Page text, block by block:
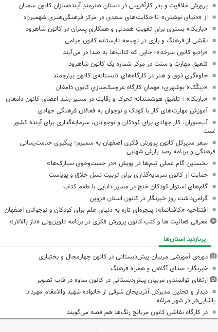
پرورش خلاقیت و بذر کارآفرینی در دستانِ هنرمندِ آینده‌سازان کانون سمنان
از «دنیای نوشتن» تا حکایت‌های سعدی در مرکز فرهنگی‌هنری شهمیرزاد
«بازیکا» بستری برایِ تقویتِ همدلی و همکاریِ پسران در کانون شاهرود
نقشی از فرهنگ و بازی در توسعه تابستانه کانون میامی
«رادیو کانون سرخه»؛ جایی که کتاب‌ها به صدا در می‌آیند
تلفیقِ مهارت و سنت در مرکز شماره یک کانون شاهرود
جلوه‌گریِ ذوق و هنر در کارگاه‌هایِ تابستانه‌یِ کانون بیارجمند
«بیگَک» بوشهری؛ مهمانِ کارگاهِ عروسک‌سازیِ کانون دامغان
«بازیکا» ؛ تلفیقِ هوشمندانه تحرک و رقابت در مسیر رشد اعضای کانون دامغان
آموزش مهارت‌های کار با کودک و نوجوان به فعالان فرهنگی جهادی
آب‌سوران: کار جهادی برای کودکان و نوجوانان، سرمایه‌گذاری برای آینده کشور
است
سفر مدیرکل کانون پرورش فکری اصفهان به سمیرم؛ پیگیری خدمت‌رسانی
فرهنگی و برنامه رصد بارش شهابی
نخستین گام عملی تیم‌ها در پویش «در جست‌وجوی سیارک‌ها»
حمایت از کانون سرمایه‌گذاری برای تربیت نسل خلاق و پویاست
گام‌های استوار کودکان خنج در مسیر دانایی با طعم کتاب
گرامی‌داشت روز خبرنگار در کانون استان قزوین
افتتاحیه «کافنانما»؛ پنجره‌ای تازه به دنیای علم برای کودکان و نوجوانان اصفهان
معرفی فعالیت ها و کتب کانون پرورش فکری در برنامه تلویزیونی «ناز بالالار»
پربازدید استان‌ها
دوره‌ی آموزشی مربیان پیش‌دبستانی در کانون چهارمحال و بختیاری
خبرنگار؛ صدای آگاهی و همراه فرهنگ
ارتقای توانمندی مربیان پیش‌دبستانی در کانون ساوه در قاب تصویر
دیدار و تجلیل مدیرکل آذربایجان شرقی از خانواده شهید والامقام مهرداد
پاشایی‌فر در شهر مراغه
در کارگاه نقاشی کانون مریانج رنگ‌ها هم قصه می‌گویند